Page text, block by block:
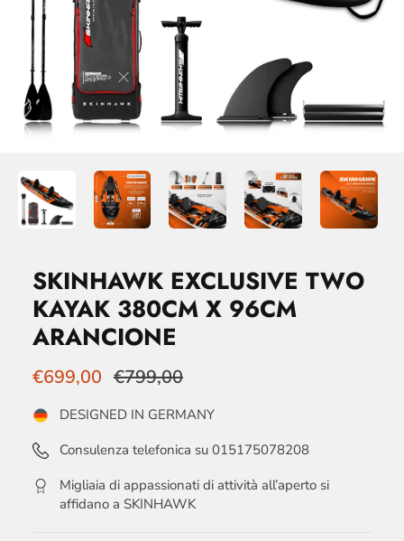
SKINHAWK EXCLUSIVE TWO
KAYAK 380CM X 96CM
ARANCIONE
€699,00 €799,00
DESIGNED IN GERMANY
Consulenza telefonica su 015175078208
Migliaia di appassionati di attività all’aperto si
affidano a SKINHAWK